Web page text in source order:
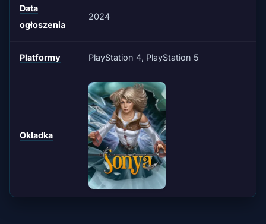
Data
ogłoszenia
2024
Platformy PlayStation 4, PlayStation 5
Okładka